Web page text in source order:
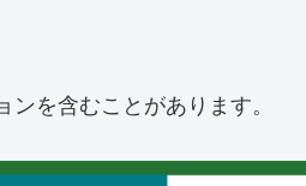
を含むことがあります。